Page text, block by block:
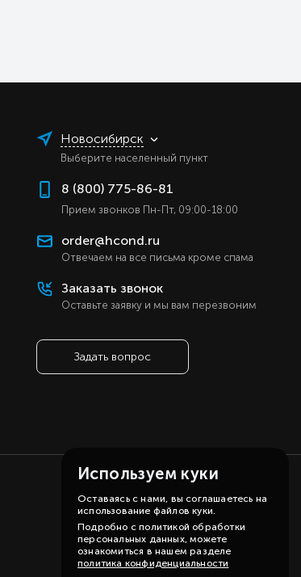
Новосибирск
Выберите населенный пункт
8 (800) 775-86-81
Прием звонков Пн-Пт, 09:00-18:00
order@hcond.ru
Отвечаем на все письма кроме спама
Заказать звонок
Оставьте заявку и мы вам перезвоним
Задать вопрос
Используем куки
Оставаясь с нами, вы соглашаетесь на
использование файлов куки.
Подробно с политикой обработки
персональных данных, можете
ознакомиться в нашем разделе
политика конфиденциальности